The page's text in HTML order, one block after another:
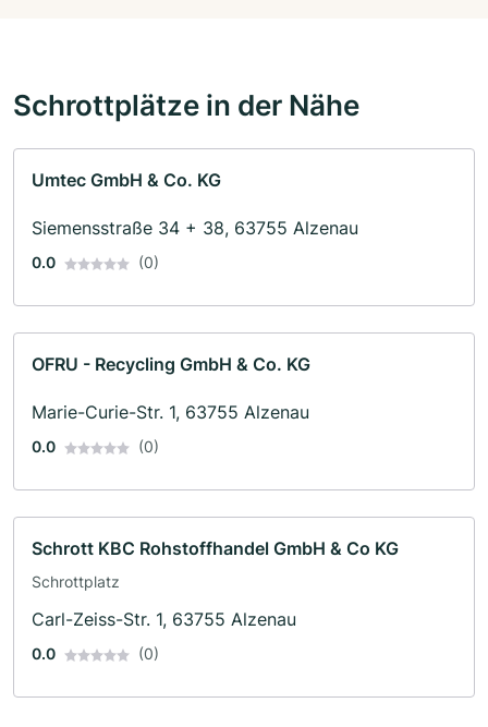
Schrottplätze in der Nähe
Umtec GmbH & Co. KG
Siemensstraße 34 + 38, 63755 Alzenau
0.0 (0)
OFRU - Recycling GmbH & Co. KG
Marie-Curie-Str. 1, 63755 Alzenau
0.0 (0)
Schrott KBC Rohstoffhandel GmbH & Co KG
Schrottplatz
Carl-Zeiss-Str. 1, 63755 Alzenau
0.0 (0)